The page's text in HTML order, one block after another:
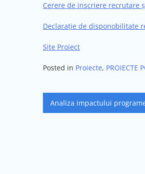
Cerere de inscriere recrutare
Declarație de disponobilitate
Site Proiect
Posted in Proiecte, PROIECTE
Navigare
în
Analiza impactului